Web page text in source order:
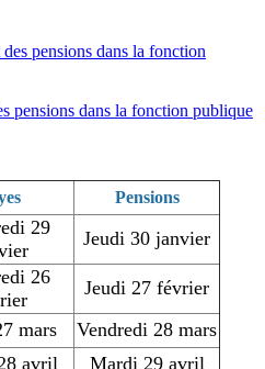
pensions dans la fonction publique
Pensions
29
Jeudi 30 janvier
26
Jeudi 27 février
mars
Vendredi 28 mars
avril
Mardi 29 avril